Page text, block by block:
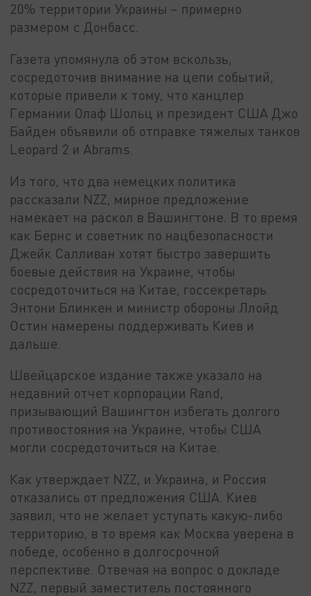
20% территории Украины – примерно
размером с Донбасс.
Газета упомянула об этом вскользь,
сосредоточив внимание на цепи событий,
которые привели к тому, что канцлер
Германии Олаф Шольц и президент США Джо
Байден объявили об отправке тяжелых танков
Leopard 2 и Abrams.
Из того, что два немецких политика
рассказали NZZ, мирное предложение
намекает на раскол в Вашингтоне. В то время
как Бернс и советник по нацбезопасности
Джейк Салливан хотят быстро завершить
боевые действия на Украине, чтобы
сосредоточиться на Китае, госсекретарь
Энтони Блинкен и министр обороны Ллойд
Остин намерены поддерживать Киев и
дальше.
Швейцарское издание также указало на
недавний отчет корпорации Rand,
призывающий Вашингтон избегать долгого
противостояния на Украине, чтобы США
могли сосредоточиться на Китае.
Как утверждает NZZ, и Украина, и Россия
отказались от предложения США. Киев
заявил, что не желает уступать какую-либо
территорию, в то время как Москва уверена в
победе, особенно в долгосрочной
перспективе. Отвечая на вопрос о докладе
NZZ, первый заместитель постоянного